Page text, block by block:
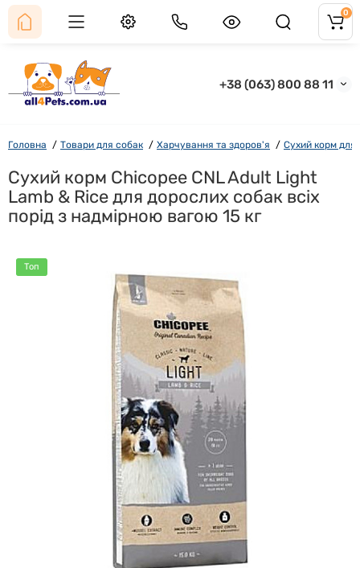
+38 (063) 800 88 11
0
Головна Товари для собак Харчування та здоров'я Сухий корм для
Сухий корм Chicopee CNL Adult Light
Lamb & Rice для дорослих собак всіх
порід з надмірною вагою 15 кг
Топ